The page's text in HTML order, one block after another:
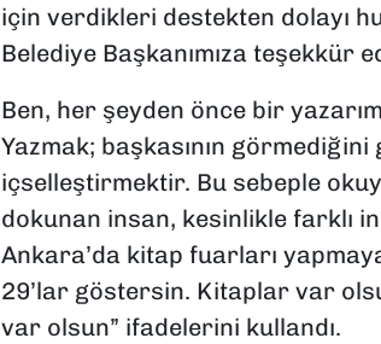
için verdikleri destekten dolayı
Belediye Başkanımıza teşekkür
Ben, her şeyden önce bir
Yazmak; başkasının görmediğini
içselleştirmektir. Bu sebeple
dokunan insan, kesinlikle farklı
Ankara’da kitap fuarları
29’lar göstersin. Kitaplar var
var olsun” ifadelerini kullandı.